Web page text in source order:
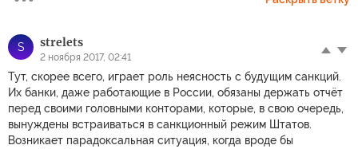
S strelets
2 ноября 2017, 02:41
Тут, скорее всего, играет роль неясность с будущим санкций.
Их банки, даже работающие в России, обязаны держать отчёт
перед своими головными конторами, которые, в свою очередь,
вынуждены встраиваться в санкционный режим Штатов.
Возникает парадоксальная ситуация, когда вроде бы